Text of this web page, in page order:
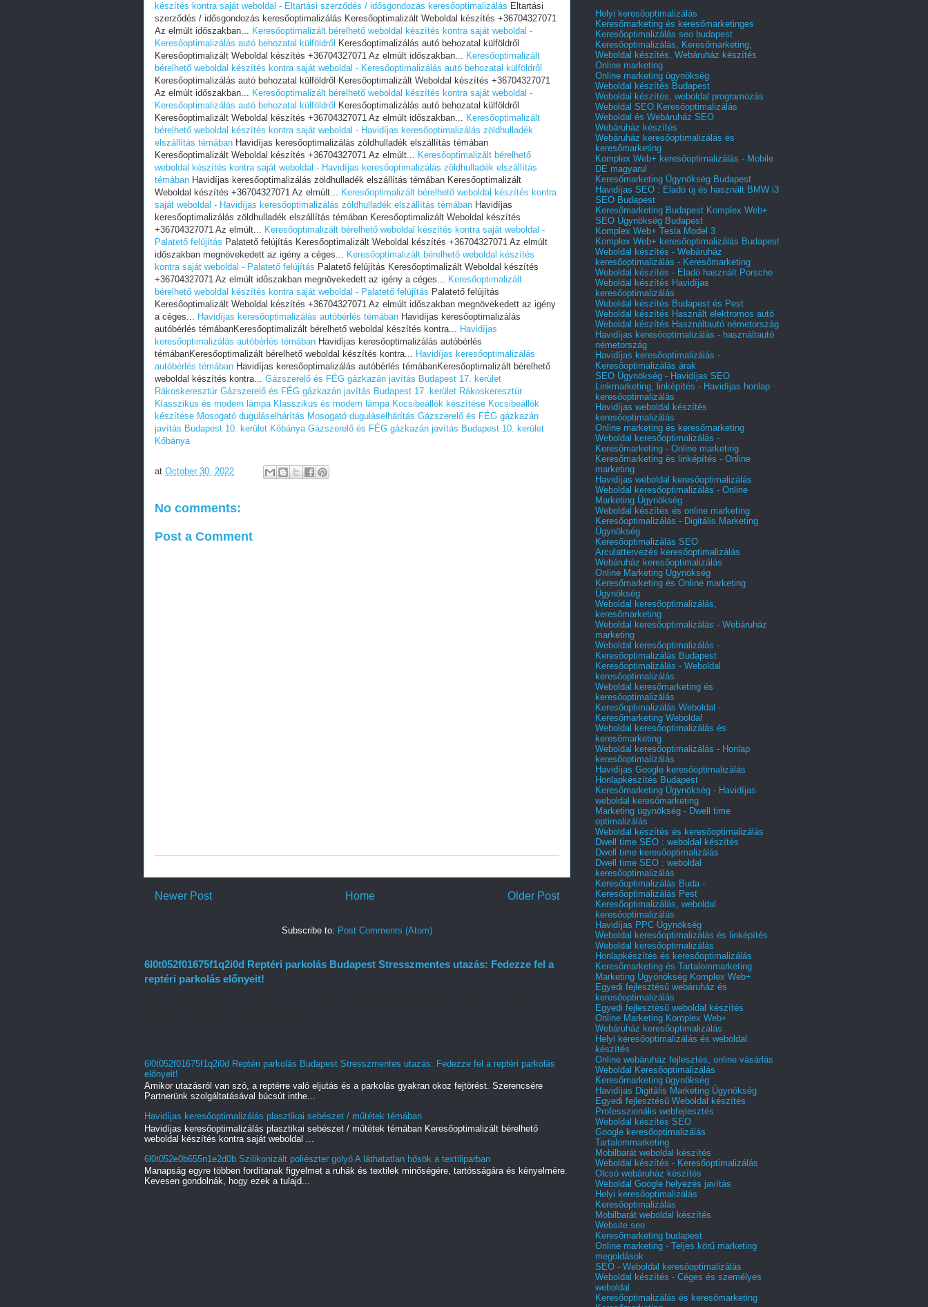
készítés kontra saját weboldal - Eltartási szerződés / idősgondozás keresőoptimalizálás Eltartási
szerződés / idősgondozás keresőoptimalizálás Keresőoptimalizált Weboldal készítés +36704327071
Az elmúlt időszakban... Keresőoptimalizált bérelhető weboldal készítés kontra saját weboldal -
Keresőoptimalizálás autó behozatal külföldről Keresőoptimalizálás autó behozatal külföldről
Keresőoptimalizált Weboldal készítés +36704327071 Az elmúlt időszakban... Keresőoptimalizált
bérelhető weboldal készítés kontra saját weboldal - Keresőoptimalizálás autó behozatal külföldről
Keresőoptimalizálás autó behozatal külföldről Keresőoptimalizált Weboldal készítés +36704327071
Az elmúlt időszakban... Keresőoptimalizált bérelhető weboldal készítés kontra saját weboldal -
Keresőoptimalizálás autó behozatal külföldről Keresőoptimalizálás autó behozatal külföldről
Keresőoptimalizált Weboldal készítés +36704327071 Az elmúlt időszakban... Keresőoptimalizált
bérelhető weboldal készítés kontra saját weboldal - Havidíjas keresőoptimalizálás zöldhulladék
elszállítás témában Havidíjas keresőoptimalizálás zöldhulladék elszállítás témában
Keresőoptimalizált Weboldal készítés +36704327071 Az elmúlt... Keresőoptimalizált bérelhető
weboldal készítés kontra saját weboldal - Havidíjas keresőoptimalizálás zöldhulladék elszállítás
témában Havidíjas keresőoptimalizálás zöldhulladék elszállítás témában Keresőoptimalizált
Weboldal készítés +36704327071 Az elmúlt... Keresőoptimalizált bérelhető weboldal készítés kontra
saját weboldal - Havidíjas keresőoptimalizálás zöldhulladék elszállítás témában Havidíjas
keresőoptimalizálás zöldhulladék elszállítás témában Keresőoptimalizált Weboldal készítés
+36704327071 Az elmúlt... Keresőoptimalizált bérelhető weboldal készítés kontra saját weboldal -
Palatető felújítás Palatető felújítás Keresőoptimalizált Weboldal készítés +36704327071 Az elmúlt
időszakban megnövekedett az igény a céges... Keresőoptimalizált bérelhető weboldal készítés
kontra saját weboldal - Palatető felújítás Palatető felújítás Keresőoptimalizált Weboldal készítés
+36704327071 Az elmúlt időszakban megnövekedett az igény a céges... Keresőoptimalizált
bérelhető weboldal készítés kontra saját weboldal - Palatető felújítás Palatető felújítás
Keresőoptimalizált Weboldal készítés +36704327071 Az elmúlt időszakban megnövekedett az igény
a céges... Havidíjas keresőoptimalizálás autóbérlés témában Havidíjas keresőoptimalizálás
autóbérlés témábanKeresőoptimalizált bérelhető weboldal készítés kontra... Havidíjas
keresőoptimalizálás autóbérlés témában Havidíjas keresőoptimalizálás autóbérlés
témábanKeresőoptimalizált bérelhető weboldal készítés kontra... Havidíjas keresőoptimalizálás
autóbérlés témában Havidíjas keresőoptimalizálás autóbérlés témábanKeresőoptimalizált bérelhető
weboldal készítés kontra... Gázszerelő és FÉG gázkazán javítás Budapest 17. kerület
Rákoskeresztúr Gázszerelő és FÉG gázkazán javítás Budapest 17. kerület Rákoskeresztúr
Klasszikus és modern lámpa Klasszikus és modern lámpa Kocsibeállók készítése Kocsibeállók
készítése Mosogató duguláselhárítás Mosogató duguláselhárítás Gázszerelő és FÉG gázkazán
javítás Budapest 10. kerület Kőbánya Gázszerelő és FÉG gázkazán javítás Budapest 10. kerület
Kőbánya
at October 30, 2022
No comments:
Post a Comment
Newer Post Older Post
Home
Subscribe to: Post Comments (Atom)
6l0t052f01675f1q2i0d Reptéri parkolás Budapest Stresszmentes utazás: Fedezze fel a
reptéri parkolás előnyeit!
6l0t052f01675f1q2i0d Reptéri parkolás Budapest Stresszmentes utazás: Fedezze fel a reptéri parkolás
előnyeit!
Amikor utazásról van szó, a reptérre való eljutás és a parkolás gyakran okoz fejtörést. Szerencsére
Partnerünk szolgáltatásával búcsút inthe...
Havidíjas keresőoptimalizálás plasztikai sebészet / műtétek témában
Havidíjas keresőoptimalizálás plasztikai sebészet / műtétek témában Keresőoptimalizált bérelhető
weboldal készítés kontra saját weboldal ...
6l0t052e0b655n1e2d0b Szilikonizált poliészter golyó A láthatatlan hősök a textiliparban
Manapság egyre többen fordítanak figyelmet a ruhák és textilek minőségére, tartósságára és kényelmére.
Kevesen gondolnák, hogy ezek a tulajd...
Helyi keresőoptimalizálás
Keresőmarketing és keresőmarketinges
Keresőoptimalizálás seo budapest
Keresőoptimalizálás, Keresőmarketing,
Weboldal készítés, Webáruház készítés
Online marketing
Online marketing ügynökség
Weboldal készítés Budapest
Weboldal készítés, weboldal programozás
Weboldal SEO Keresőoptimalizálás
Weboldal és Webáruház SEO
Webáruház készítés
Webáruház keresőoptimalizálás és
keresőmarketing
Komplex Web+ keresőoptimalizálás - Mobile
DE magyarul
Keresőmarketing Ügynökség Budapest
Havidíjas SEO : Eladó új és használt BMW i3
SEO Budapest
Keresőmarketing Budapest Komplex Web+
SEO Ügynökség Budapest
Komplex Web+ Tesla Model 3
Komplex Web+ keresőoptimalizálás Budapest
Weboldal készítés - Webáruház
keresőoptimalizálás - Keresőmarketing
Weboldal készítés - Eladó használt Porsche
Weboldal készítés Havidíjas
keresőoptimalizálás
Weboldal készítés Budapest és Pest
Weboldal készítés Használt elektromos autó
Weboldal készítés Használtautó németország
Havidíjas keresőoptimalizálás - használtautó
németország
Havidíjas keresőoptimalizálás -
Keresőoptimalizálás árak
SEO Ügynökség - Havidíjas SEO
Linkmarketing, linképítés - Havidíjas honlap
keresőoptimalizálás
Havidíjas weboldal készítés
keresőoptimalizálás
Online marketing és keresőmarketing
Weboldal keresőoptimalizálás -
Keresőmarketing - Online marketing
Keresőmarketing és linképítés - Online
marketing
Havidíjas weboldal keresőoptimalizálás
Weboldal keresőoptimalizálás - Online
Marketing Ügynökség
Weboldal készítés és online marketing
Keresőoptimalizálás - Digitális Marketing
Ügynökség
Keresőoptimalizálás SEO
Arculattervezés keresőoptimalizálás
Webáruház keresőoptimalizálás
Online Marketing Ügynökség
Keresőmarketing és Online marketing
Ügynökség
Weboldal keresőoptimalizálás,
keresőmarketing
Weboldal keresőoptimalizálás - Webáruház
marketing
Weboldal keresőoptimalizálás -
Keresőoptimalizálás Budapest
Keresőoptimalizálás - Weboldal
keresőoptimalizálás
Weboldal keresőmarketing és
keresőoptimalizálás
Keresőoptimalizálás Weboldal -
Keresőmarketing Weboldal
Weboldal keresőoptimalizálás és
keresőmarketing
Weboldal keresőoptimalizálás - Honlap
keresőoptimalizálás
Havidíjas Google keresőoptimalizálás
Honlapkészítés Budapest
Keresőmarketing Ügynökség - Havidíjas
weboldal keresőmarketing
Marketing ügynökség - Dwell time
optimalizálás
Weboldal készítés és keresőoptimalizálás
Dwell time SEO : weboldal készítés
Dwell time keresőoptimalizálás
Dwell time SEO : weboldal
keresőoptimalizálás
Keresőoptimalizálás Buda -
Keresőoptimalizálás Pest
Keresőoptimalizálás, weboldal
keresőoptimalizálás
Havidíjas PPC Ügynökség
Weboldal keresőoptimalizálás és linképítés
Weboldal keresőoptimalizálás
Honlapkészítés és keresőoptimalizálás
Keresőmarketing és Tartalommarketing
Marketing Ügyönökség Komplex Web+
Egyedi fejlesztésű webáruház és
keresőoptimalizálás
Egyedi fejlesztésű weboldal készítés
Online Marketing Komplex Web+
Webáruház keresőoptimalizálás
Helyi keresőoptimalizálás és weboldal
készítés
Online webáruház fejlesztés, online vásárlás
Weboldal Keresőoptimalizálás
Keresőmarketing ügynökség
Havidíjas Digitális Marketing Ügynökség
Egyedi fejlesztésű Weboldal készítés
Professzionális webfejlesztés
Weboldal készítés SEO
Google keresőoptimalizálás
Tartalommarketing
Mobilbarát weboldal készítés
Weboldal készítés - Keresőoptimalizálás
Olcsó webáruház készítés
Weboldal Google helyezés javítás
Helyi keresőoptimalizálás
Keresőoptimalizálás
Mobilbarát weboldal készítés
Website seo
Keresőmarketing budapest
Online marketing - Teljes körű marketing
megoldások
SEO - Weboldal keresőoptimalizálás
Weboldal készítés - Céges és személyes
weboldal
Keresőoptimalizálás és keresőmarketing